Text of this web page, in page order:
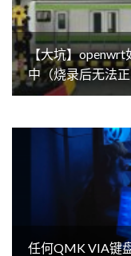
【大坑】openwrt
中（烧录后无法
任何QMK VIA键